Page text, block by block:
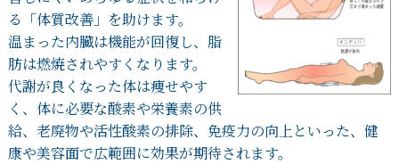
る「体質改善」を助けます。
温まった内臓は機能が回復し、脂
肪は燃焼されやすくなります。
代謝が良くなった体は痩せやす
く、体に必要な酸素や栄養素の供
給、老廃物や活性酸素の排除、免疫力の向上といった、健
康や美容面で広範囲に効果が期待されます。